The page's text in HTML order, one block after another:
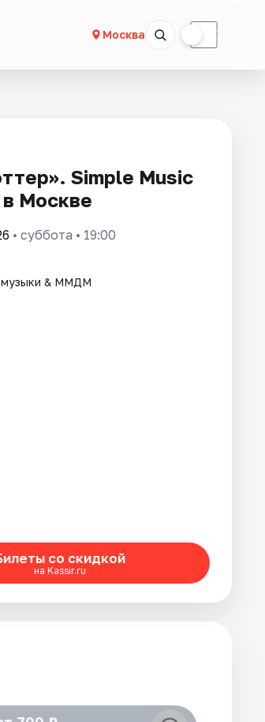
Москва ☾
Simple Music
Москве
• суббота • 19:00
& ММДМ
со скидкой
на Kassir.ru